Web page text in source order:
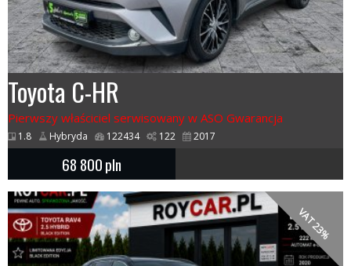
Toyota C-HR
Pierwszy właściciel serwisowany w ASO Gwarancja
1.8 Hybryda 122434 122 2017
68 800pln
VAT 23%